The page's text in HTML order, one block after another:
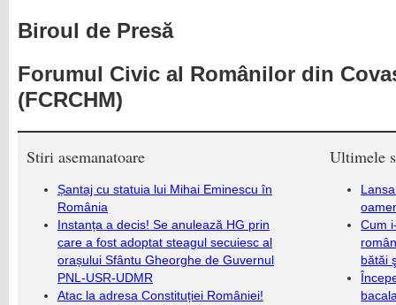
Biroul de Presă
Forumul Civic al Românilor din
(FCRCHM)
Stiri asemanatoare
Șantaj cu statuia lui Mihai Eminescu în
România
Instanța a decis! Se anulează HG prin
care a fost adoptat steagul secuiesc al
orașului Sfântu Gheorghe de Guvernul
PNL-USR-UDMR
Atac la adresa Constituției României!
Ultimele
Cum
bătăi